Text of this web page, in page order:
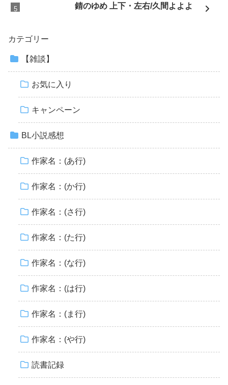
錆のゆめ 上下・左右/久間よよよ
カテゴリー
【雑談】
お気に入り
キャンペーン
BL小説感想
作家名：(あ行)
作家名：(か行)
作家名：(さ行)
作家名：(た行)
作家名：(な行)
作家名：(は行)
作家名：(ま行)
作家名：(や行)
読書記録